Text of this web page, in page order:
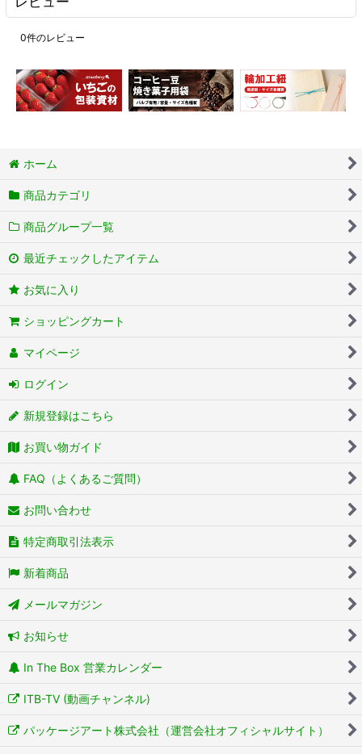
0件のレビュー
ホーム
商品カテゴリ
商品グループ一覧
最近チェックしたアイテム
お気に入り
ショッピングカート
マイページ
ログイン
新規登録はこちら
お買い物ガイド
FAQ（よくあるご質問）
お問い合わせ
特定商取引法表示
新着商品
メールマガジン
お知らせ
In The Box 営業カレンダー
ITB-TV (動画チャンネル)
パッケージアート株式会社（運営会社オフィシャルサイト）